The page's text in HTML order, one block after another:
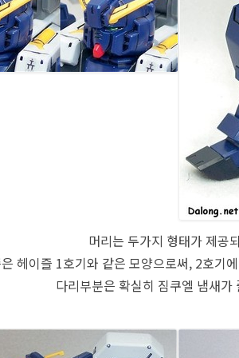
머리는 두가지 형태가 제공
헤이즐 1호기와 같은 모양으로써, 2호기
다리부분은 확실히 짐쿠엘 냄새가